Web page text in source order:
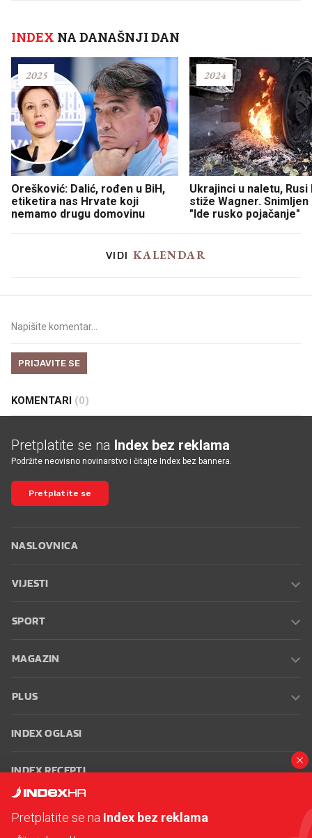
INDEX NA DANAŠNJI DAN
Orešković: Dalić, rođen u BiH,
etiketira nas Hrvate koji
nemamo drugu domovinu
2025
Ukrajinci u naletu, Rusi
stiže Wagner.
"Ide rusko pojačanje"
2024
VIDI KALENDAR
PRIJAVITE SE
KOMENTARI (0)
Pretplatite se na Index bez reklama
Podržite neovisno novinarstvo i čitajte Index bez bannera.
Pretplatite se
NASLOVNICA
VIJESTI
SPORT
MAGAZIN
PLUS
INDEX OGLASI
INDEX RECEPTI
Pretplatite se na Index bez reklama